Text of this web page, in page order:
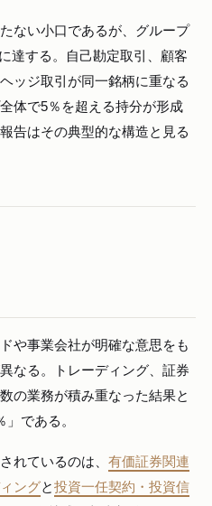
ない小口であるが、グループ
達する。自己勘定取引、顧客
ッジ取引が同一銘柄に重なる
体で5％を超える持分が形成
告はその典型的な構造と見る
や事業会社が明確な意思をも
なる。トレーディング、証券
の業務が積み重なった結果と
である。
れているのは、 有価証券関連
ングと投資一任契約・投資信